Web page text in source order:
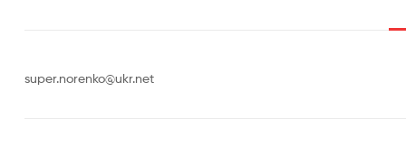
super.norenko@ukr.net